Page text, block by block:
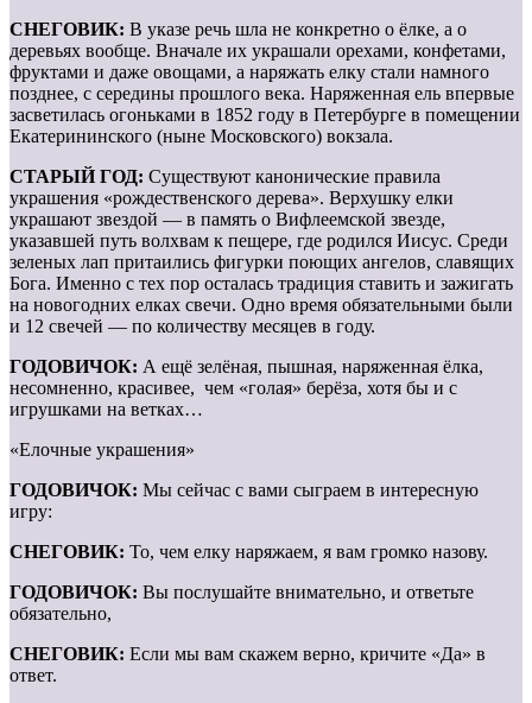
СНЕГОВИК: В указе речь шла не конкретно о ёлке, а о
деревьях вообще. Вначале их украшали орехами, конфетами,
фруктами и даже овощами, а наряжать елку стали намного
позднее, с середины прошлого века. Наряженная ель впервые
засветилась огоньками в 1852 году в Петербурге в помещении
Екатерининского (ныне Московского) вокзала.
СТАРЫЙ ГОД: Существуют канонические правила
украшения «рождественского дерева». Верхушку елки
украшают звездой — в память о Вифлеемской звезде,
указавшей путь волхвам к пещере, где родился Иисус. Среди
зеленых лап притаились фигурки поющих ангелов, славящих
Бога. Именно с тех пор осталась традиция ставить и зажигать
на новогодних елках свечи. Одно время обязатель­ными были
и 12 свечей — по количеству месяцев в году.
ГОДОВИЧОК: А ещё зелёная, пышная, наряженная ёлка,
несомненно, красивее, чем «голая» берёза, хотя бы и с
игрушками на ветках…
«Елочные украшения»
ГОДОВИЧОК: Мы сейчас с вами сыграем в интересную
игру:
СНЕГОВИК: То, чем елку наряжаем, я вам громко назову.
ГОДОВИЧОК: Вы послушайте внимательно, и ответьте
обязательно,
СНЕГОВИК: Если мы вам скажем верно, кричите «Да» в
ответ.